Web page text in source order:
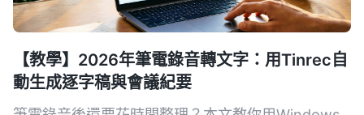
【教學】2026年筆電錄音轉文字：用Tinrec自
動生成逐字稿與會議紀要